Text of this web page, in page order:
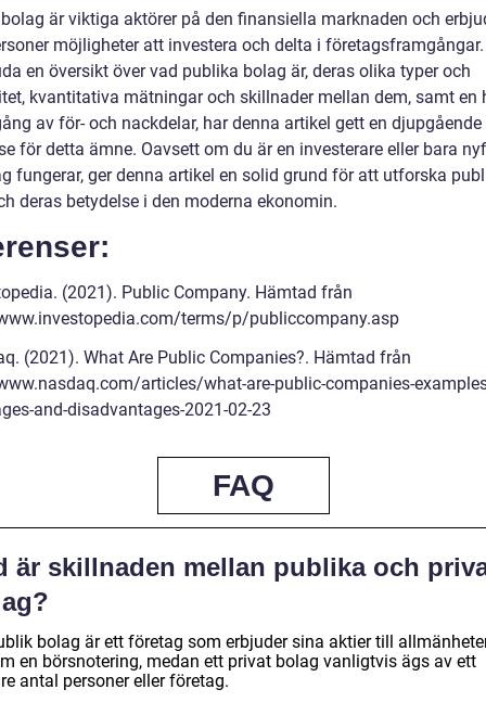
är viktiga aktörer på den finansiella marknaden och
möjligheter att investera och delta i
en översikt över vad publika bolag är, deras olika typer och
kvantitativa mätningar och skillnader mellan dem, samt en
av för- och nackdelar, har denna artikel gett en djupgående
för detta ämne. Oavsett om du är en investerare eller bara
fungerar, ger denna artikel en solid grund för att utforska
deras betydelse i den moderna ekonomin.
(2021). Public Company. Hämtad från
terms/p/publiccompany.asp
(2021). What Are Public Companies?. Hämtad från
articles/what-are-public-companies-
and-disadvantages-2021-02-23
FAQ
är skillnaden mellan publika och
bolag är ett företag som erbjuder sina aktier till
en börsnotering, medan ett privat bolag vanligtvis ägs av ett
antal personer eller företag.